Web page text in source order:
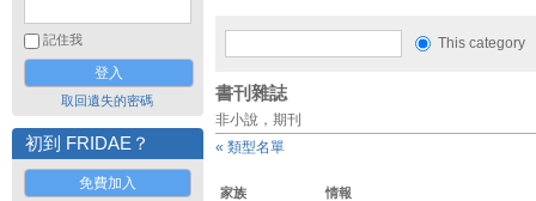
記住我
取回遺失的密碼
初到 FRIDAE？
免費加入
This category
書刊雜誌
非小說，期刊
« 類型名單
家族 情報